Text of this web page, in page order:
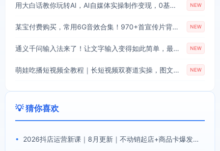
用大白话教你玩转AI，AI自媒体实操制作变现，0基础也能上手，从内容到变现 NEW
某宝付费购买，常用6G音效合集！970+首宣传片背景音乐，无版权可商用大气素材，分类清晰，高质量内容 NEW
通义千问输入法来了！让文字输入变得如此简单，最快300字/分，AI自动润色，说话秒变工整文字 NEW
萌娃吃播短视频全教程｜长短视频双赛道实操，图文+视频零基础保姆式教学，伙伴计划-收徒-商单等多种变现方式 NEW
💡 猜你喜欢
• 2026抖店运营新课｜8月更新｜不动销起店+商品卡爆发｜达人玩法+店群批量复制｜轻松玩转抖音小店全域流量